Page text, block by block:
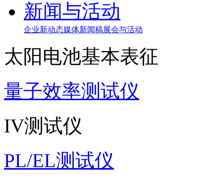
新闻与活动
企业新动态媒体新闻稿展会与活动
太阳电池基本表征
量子效率测试仪
IV测试仪
PL/EL测试仪